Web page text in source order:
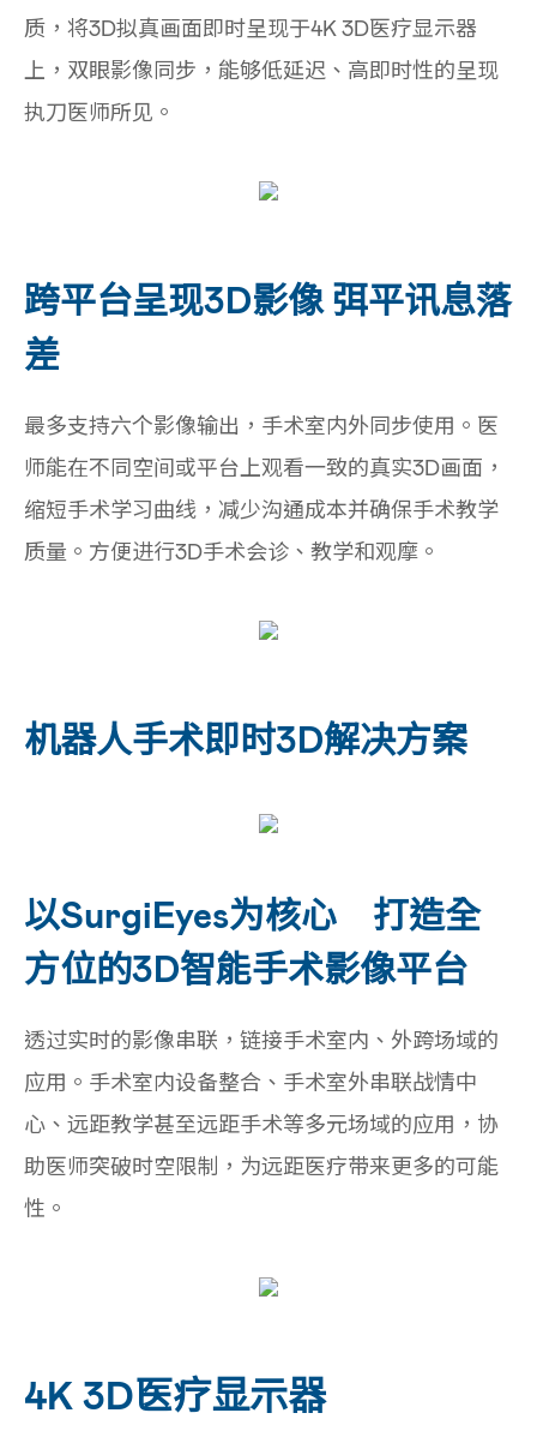
质，将3D拟真画面即时呈现于4K 3D医疗显示器
上，双眼影像同步，能够低延迟、高即时性的呈现
执刀医师所见。
跨平台呈现3D影像 弭平讯息落
差
最多支持六个影像输出，手术室内外同步使用。医
师能在不同空间或平台上观看一致的真实3D画面，
缩短手术学习曲线，减少沟通成本并确保手术教学
质量。方便进行3D手术会诊、教学和观摩。
机器人手术即时3D解决方案
以SurgiEyes为核心 打造全
方位的3D智能手术影像平台
透过实时的影像串联，链接手术室内、外跨场域的
应用。手术室内设备整合、手术室外串联战情中
心、远距教学甚至远距手术等多元场域的应用，协
助医师突破时空限制，为远距医疗带来更多的可能
性。
4K 3D医疗显示器